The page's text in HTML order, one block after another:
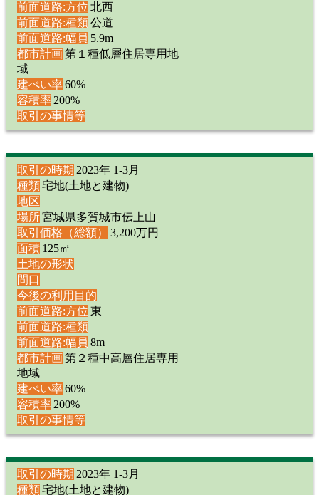
前面道路:方位 北西
前面道路:種類 公道
前面道路:幅員 5.9m
都市計画 第１種低層住居専用地
域
建ぺい率60%
容積率200%
取引の事情等
取引の時期 2023年 1-3月
種類 宅地(土地と建物)
地区
場所宮城県多賀城市伝上山
取引価格（総額）
3,200万円
面積 125㎡
土地の形状
間口
今後の利用目的
前面道路:方位 東
前面道路:種類
前面道路:幅員 8m
都市計画 第２種中高層住居専用
地域
建ぺい率60%
容積率200%
取引の事情等
取引の時期 2023年 1-3月
種類 宅地(土地と建物)